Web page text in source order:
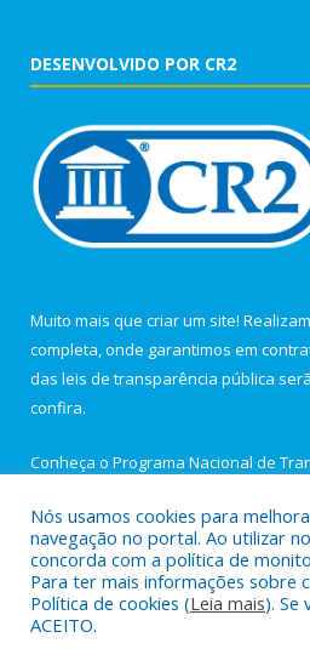
DESENVOLVIDO POR CR2
Muito mais que criar um site!
completa, onde garantimos em
das leis de transparência pública
confira.
Conheça o Programa Nacional de
Todos os direitos reservados a
Açu.
Nós usamos cookies para
navegação no portal. Ao utilizar
concorda com a política de
Para ter mais informações sobre
Política de cookies (Leia mais). Se
ACEITO.